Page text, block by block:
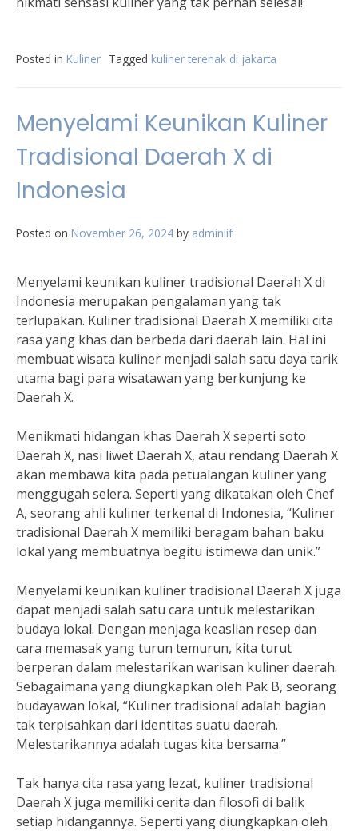
Posted in Kuliner Tagged kuliner terenak di jakarta
Menyelami Keunikan Kuliner
Tradisional Daerah X di
Indonesia
Posted on November 26, 2024 by adminlif
Menyelami keunikan kuliner tradisional Daerah X di
Indonesia merupakan pengalaman yang tak
terlupakan. Kuliner tradisional Daerah X memiliki cita
rasa yang khas dan berbeda dari daerah lain. Hal ini
membuat wisata kuliner menjadi salah satu daya tarik
utama bagi para wisatawan yang berkunjung ke
Daerah X.
Menikmati hidangan khas Daerah X seperti soto
Daerah X, nasi liwet Daerah X, atau rendang Daerah X
akan membawa kita pada petualangan kuliner yang
menggugah selera. Seperti yang dikatakan oleh Chef
A, seorang ahli kuliner terkenal di Indonesia, “Kuliner
tradisional Daerah X memiliki beragam bahan baku
lokal yang membuatnya begitu istimewa dan unik.”
Menyelami keunikan kuliner tradisional Daerah X juga
dapat menjadi salah satu cara untuk melestarikan
budaya lokal. Dengan menjaga keaslian resep dan
cara memasak yang turun temurun, kita turut
berperan dalam melestarikan warisan kuliner daerah.
Sebagaimana yang diungkapkan oleh Pak B, seorang
budayawan lokal, “Kuliner tradisional adalah bagian
tak terpisahkan dari identitas suatu daerah.
Melestarikannya adalah tugas kita bersama.”
Tak hanya cita rasa yang lezat, kuliner tradisional
Daerah X juga memiliki cerita dan filosofi di balik
setiap hidangannya. Seperti yang diungkapkan oleh